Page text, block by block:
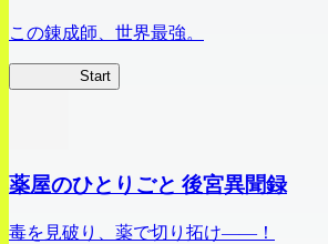
この錬成師、世界最強。
Start
薬屋のひとりごと 後宮異聞録
毒を見破り、薬で切り拓け――！